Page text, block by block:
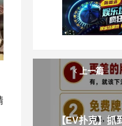
上一篇
【EV扑克】抓